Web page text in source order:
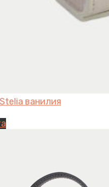
ванилия